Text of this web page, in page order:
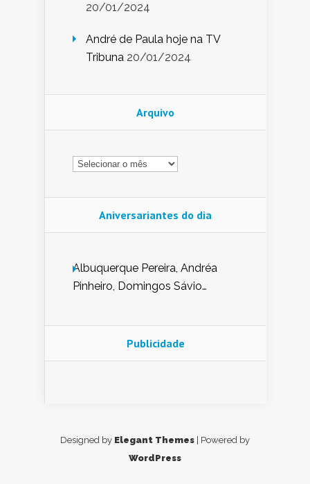
20/01/2024
André de Paula hoje na TV
Tribuna 20/01/2024
Arquivo
Arquivo
Aniversariantes do dia
Albuquerque Pereira, Andréa
Pinheiro, Domingos Sávio
Nunes de Sena, Fátima Peixoto,
Glória Pereira, Kátia Mesel,
Publicidade
Designed by Elegant Themes | Powered by
WordPress